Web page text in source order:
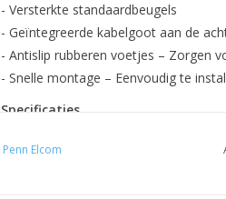
- Versterkte standaardbeugels
- Geïntegreerde kabelgoot aan de
- Antislip rubberen voetjes – Zorgen
- Snelle montage – Eenvoudig te
Specificaties
Materiaal: staal
Penn Elcom